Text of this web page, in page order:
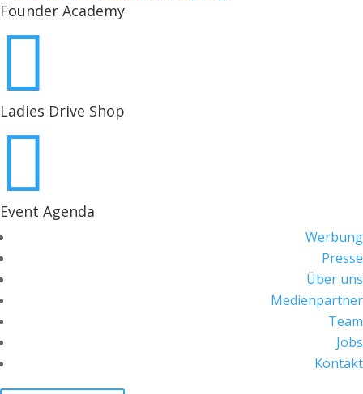
Founder Academy

Ladies Drive Shop

Event Agenda
Werbung
Presse
Über uns
Medienpartner
Team
Jobs
Kontakt